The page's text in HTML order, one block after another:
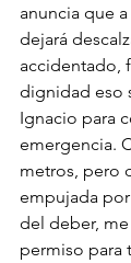
anuncia que
dejará
accidentado,
dignidad eso
Ignacio para
emergencia.
metros, pero
empujada
del deber,
permiso para